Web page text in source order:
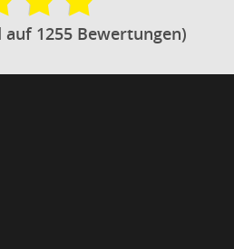
auf 1255 Bewertungen)